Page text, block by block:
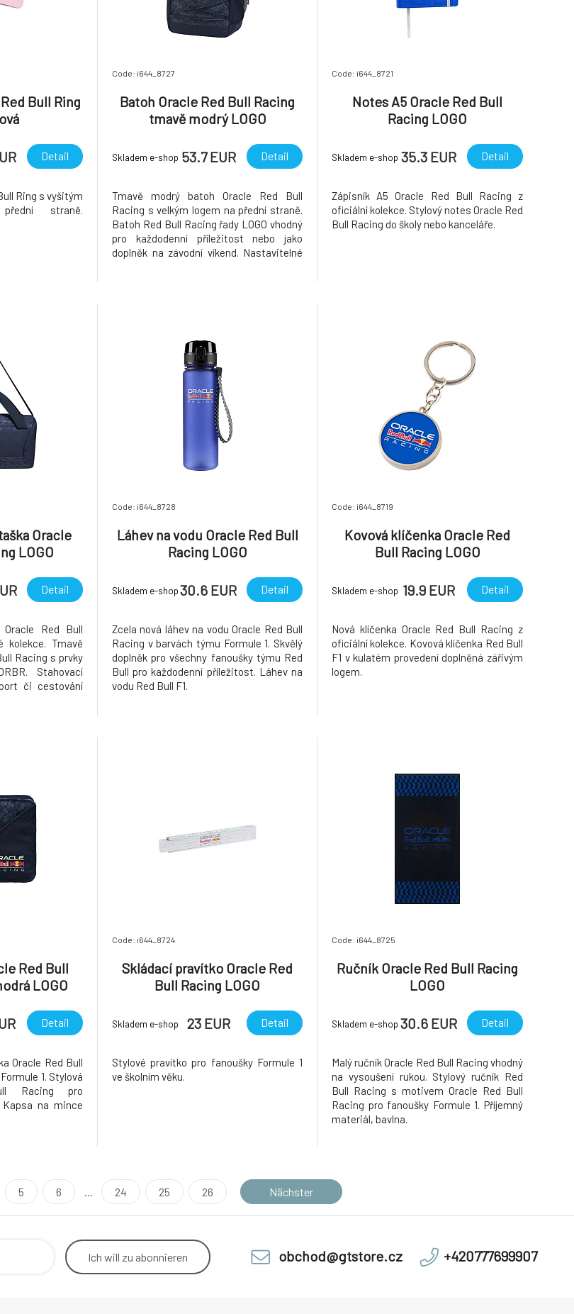
Bull Ring
Detail
Ring s vyšitým
straně.
Code: i644_8727
Batoh Oracle Red Bull Racing
tmavě modrý LOGO
Skladem e-shop 53.7 EUR Detail
Tmavě modrý batoh Oracle Red Bull
Racing s velkým logem na přední straně.
Batoh Red Bull Racing řady LOGO vhodný
pro každodenní příležitost nebo jako
doplněk na závodní víkend. Nastavitelné
Code: i644_8721
Notes A5 Oracle Red Bull
Racing LOGO
Skladem e-shop 35.3 EUR Detail
Zápisník A5 Oracle Red Bull Racing z
oficiální kolekce. Stylový notes Oracle Red
Bull Racing do školy nebo kanceláře.
Oracle
LOGO
Detail
Red Bull
kolekce. Tmavě
Racing s prvky
Stahovací
či cestování
Code: i644_8728
Láhev na vodu Oracle Red Bull
Racing LOGO
Skladem e-shop30.6 EUR Detail
Zcela nová láhev na vodu Oracle Red Bull
Racing v barvách týmu Formule 1. Skvělý
doplněk pro všechny fanoušky týmu Red
Bull pro každodenní příležitost. Láhev na
vodu Red Bull F1.
Code: i644_8719
Kovová klíčenka Oracle Red
Bull Racing LOGO
Skladem e-shop 19.9 EUR Detail
Nová klíčenka Oracle Red Bull Racing z
oficiální kolekce. Kovová klíčenka Red Bull
F1 v kulatém provedení doplněná zářivým
logem.
Red Bull
LOGO
Detail
Oracle Red Bull
1. Stylová
Racing pro
na mince
Code: i644_8724
Skládací pravítko Oracle Red
Bull Racing LOGO
Skladem e-shop 23 EUR Detail
Stylové pravítko pro fanoušky Formule 1
ve školním věku.
Code: i644_8725
Ručník Oracle Red Bull Racing
LOGO
Skladem e-shop 30.6 EUR Detail
Malý ručník Oracle Red Bull Racing vhodný
na vysoušení rukou. Stylový ručník Red
Bull Racing s motivem Oracle Red Bull
Racing pro fanoušky Formule 1. Příjemný
materiál, bavlna.
5 6 ... 24 25 26 Nächster
Ich will zu abonnieren obchod@gtstore.cz +420777699907